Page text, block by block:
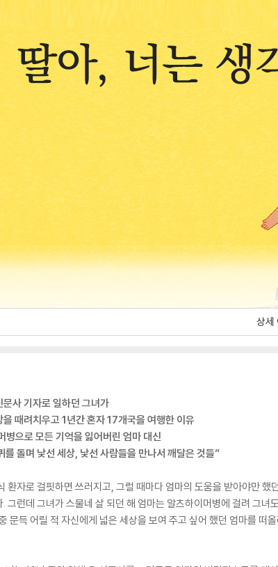
상세
문사 기자로 일하던 그녀가
을 때려치우고 1년간 혼자 17개국을 여행한 이유
병으로 모든 기억을 잃어버린 엄마 대신
를 돌며 낯선 세상, 낯선 사람들을 만나서 깨달은 것들”
환자로 걸핏하면 쓰러지고, 그럴 때마다 엄마의 도움을 받아야만
그런데 그녀가 스물네 살 되던 해 엄마는 알츠하이머병에 걸려 그
문득 어릴 적 자신에게 넓은 세상을 보여 주고 싶어 했던 엄마를